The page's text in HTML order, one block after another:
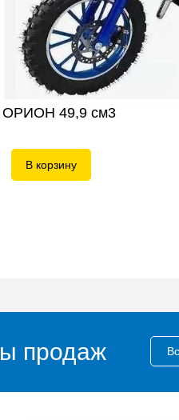
ОРИОН 49,9 см3
В корзину
продаж